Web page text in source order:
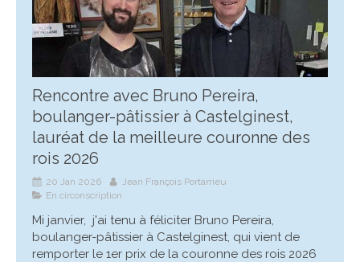
Rencontre avec Bruno Pereira,
boulanger-pâtissier à Castelginest,
lauréat de la meilleure couronne des
rois 2026
20 Jan 2026
Jean François Portarrieu
En circonscription
Mi janvier, j'ai tenu à féliciter Bruno Pereira,
boulanger-pâtissier à Castelginest, qui vient de
remporter le 1er prix de la couronne des rois 2026